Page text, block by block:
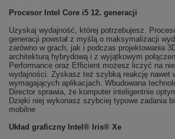
Procesor Intel Core i5 12. generacji
Uzyskaj wydajność, której potrzebujesz.
generacji powstał z myślą o maksymalizacji
zarówno w grach, jak i podczas projektowania
architekturą hybrydową i z wyjątkowym
Performance oraz Efficient możesz liczyć na
wydajności. Zyskasz też szybką reakcję nawet
wymagających aplikacjach. Wbudowana
Director sprawia, że komputer inteligentnie
Dzięki niej wykonasz szybciej typowe zadania
mobilne
Układ graficzny Intel® Iris® Xe